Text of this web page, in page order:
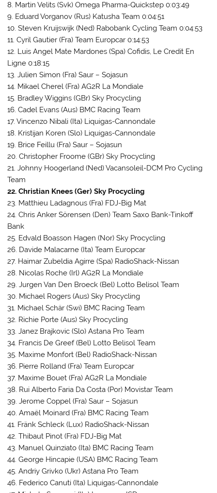
8. Martin Velits (Svk) Omega Pharma-Quickstep 0:03:49
9. Eduard Vorganov (Rus) Katusha Team 0:04:51
10. Steven Kruijswijk (Ned) Rabobank Cycling Team 0:04:53
11. Cyril Gautier (Fra) Team Europcar 0:14:53
12. Luis Angel Mate Mardones (Spa) Cofidis, Le Credit En
Ligne 0:18:15
13. Julien Simon (Fra) Saur – Sojasun
14. Mikael Cherel (Fra) AG2R La Mondiale
15. Bradley Wiggins (GBr) Sky Procycling
16. Cadel Evans (Aus) BMC Racing Team
17. Vincenzo Nibali (Ita) Liquigas-Cannondale
18. Kristijan Koren (Slo) Liquigas-Cannondale
19. Brice Feillu (Fra) Saur – Sojasun
20. Christopher Froome (GBr) Sky Procycling
21. Johnny Hoogerland (Ned) Vacansoleil-DCM Pro Cycling
Team
22. Christian Knees (Ger) Sky Procycling
23. Matthieu Ladagnous (Fra) FDJ-Big Mat
24. Chris Anker Sörensen (Den) Team Saxo Bank-Tinkoff
Bank
25. Edvald Boasson Hagen (Nor) Sky Procycling
26. Davide Malacarne (Ita) Team Europcar
27. Haimar Zubeldia Agirre (Spa) RadioShack-Nissan
28. Nicolas Roche (Irl) AG2R La Mondiale
29. Jurgen Van Den Broeck (Bel) Lotto Belisol Team
30. Michael Rogers (Aus) Sky Procycling
31. Michael Schär (Swi) BMC Racing Team
32. Richie Porte (Aus) Sky Procycling
33. Janez Brajkovic (Slo) Astana Pro Team
34. Francis De Greef (Bel) Lotto Belisol Team
35. Maxime Monfort (Bel) RadioShack-Nissan
36. Pierre Rolland (Fra) Team Europcar
37. Maxime Bouet (Fra) AG2R La Mondiale
38. Rui Alberto Faria Da Costa (Por) Movistar Team
39. Jerome Coppel (Fra) Saur – Sojasun
40. Amaël Moinard (Fra) BMC Racing Team
41. Fränk Schleck (Lux) RadioShack-Nissan
42. Thibaut Pinot (Fra) FDJ-Big Mat
43. Manuel Quinziato (Ita) BMC Racing Team
44. George Hincapie (USA) BMC Racing Team
45. Andriy Grivko (Ukr) Astana Pro Team
46. Federico Canuti (Ita) Liquigas-Cannondale